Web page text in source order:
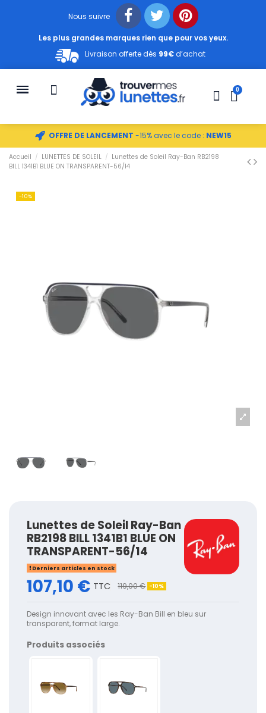
Nous suivre
Les plus grandes marques rien que pour vos yeux.
Livraison offerte dès 99€d’achat
OFFRE DE LANCEMENT -15% avec le code : NEW15
Accueil LUNETTES DE SOLEIL
Lunettes de Soleil Ray-Ban RB2198
BILL 1341B1 BLUE ON TRANSPARENT-56/14
-10%
Lunettes de Soleil Ray-Ban
RB2198 BILL 1341B1 BLUE ON
TRANSPARENT-56/14
Derniers articles en stock
107,10 € TTC 119,00 € -10%
Design innovant avec les Ray-Ban Bill en bleu sur
transparent, format large.
Produits associés